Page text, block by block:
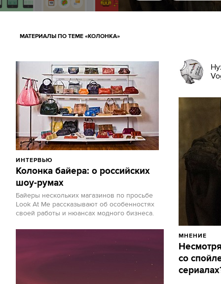
МАТЕРИАЛЫ ПО ТЕМЕ «КОЛОНКА»
ИНТЕРВЬЮ
Колонка байера: о российских
шоу-румах
Байеры нескольких магазинов по просьбе
Look At Me рассказывают об особенностях
своей работы и нюансах модного бизнеса.
МНЕНИЕ
со